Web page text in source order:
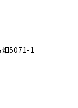
5071-1